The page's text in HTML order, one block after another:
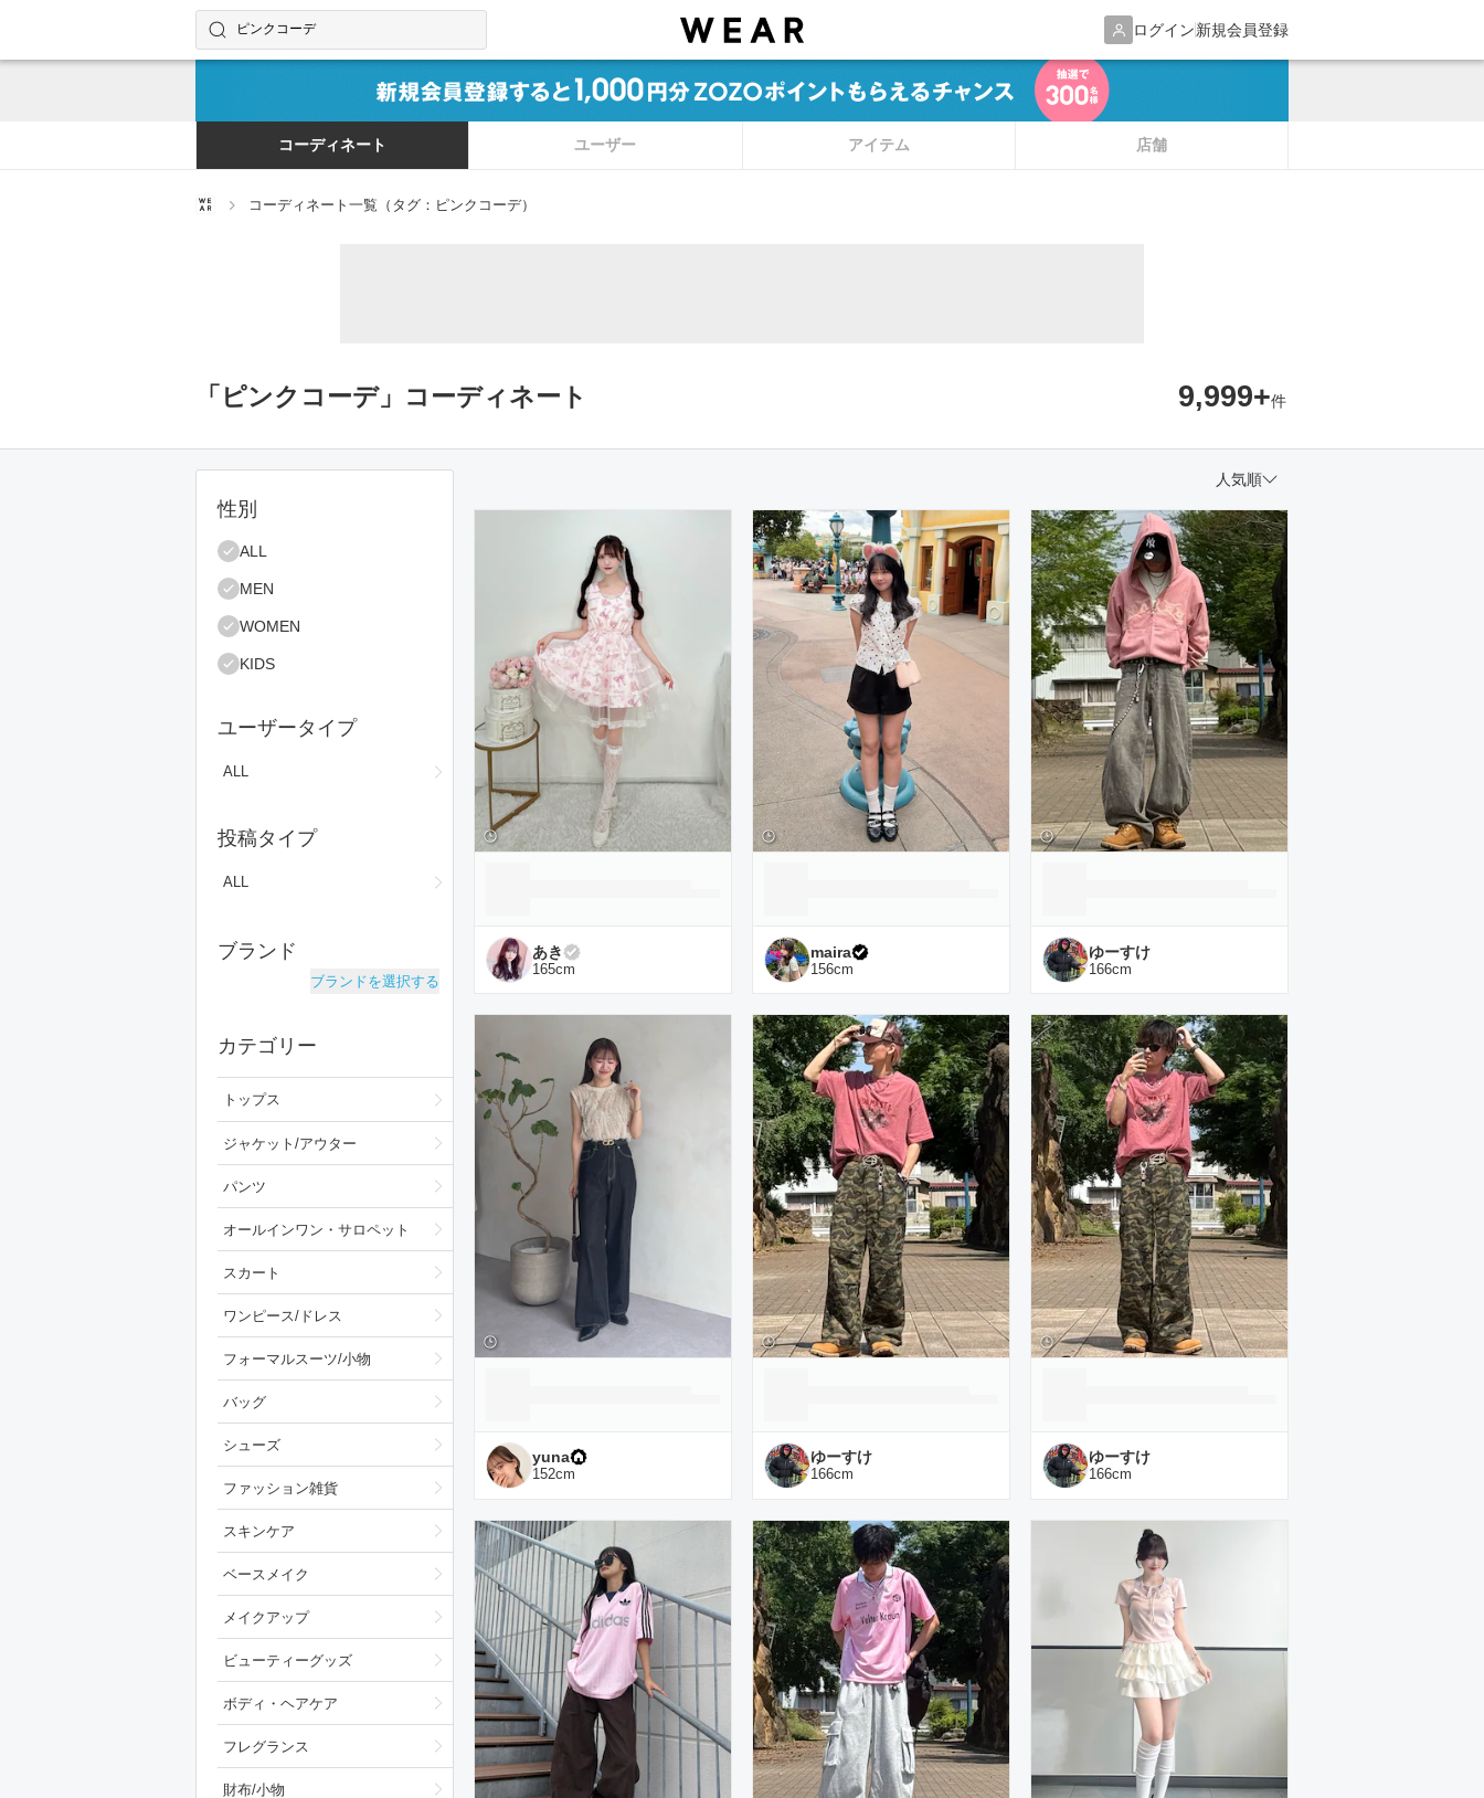
ログイン新規会員登録
コーディネートやユーザーを探す
検索する
コーディネート ユーザー アイテム 店舗
コーディネート一覧（タグ：ピンクコーデ）
「ピンクコーデ」コーディネート 9,999+件
絞り込み条件
性別
ALL
MEN
WOMEN
KIDS
ユーザータイプ
ALL
投稿タイプ
ALL
ブランド
ブランドを選択する
カテゴリー
トップス
ジャケット/アウター
パンツ
オールインワン・サロペット
スカート
ワンピース/ドレス
フォーマルスーツ/小物
バッグ
シューズ
ファッション雑貨
スキンケア
ベースメイク
メイクアップ
ビューティーグッズ
ボディ・ヘアケア
フレグランス
財布/小物
人気順
あき
165cm
maira
156cm
ゆーすけ
166cm
yuna
152cm
ゆーすけ
166cm
ゆーすけ
166cm